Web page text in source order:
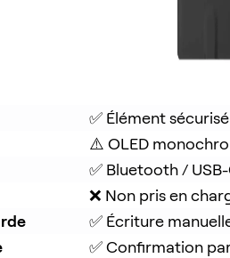
✅ Élément
⚠️ OLED
✅ Bluetooth /
❌ Non pris en
✅ Écriture
✅ Confirmation